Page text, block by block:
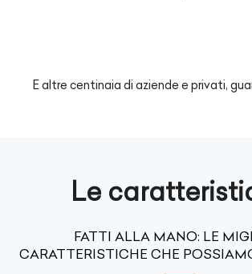
E altre centinaia di aziende e privati,
Le
FATTI ALLA MANO: LE
CARATTERISTICHE CHE